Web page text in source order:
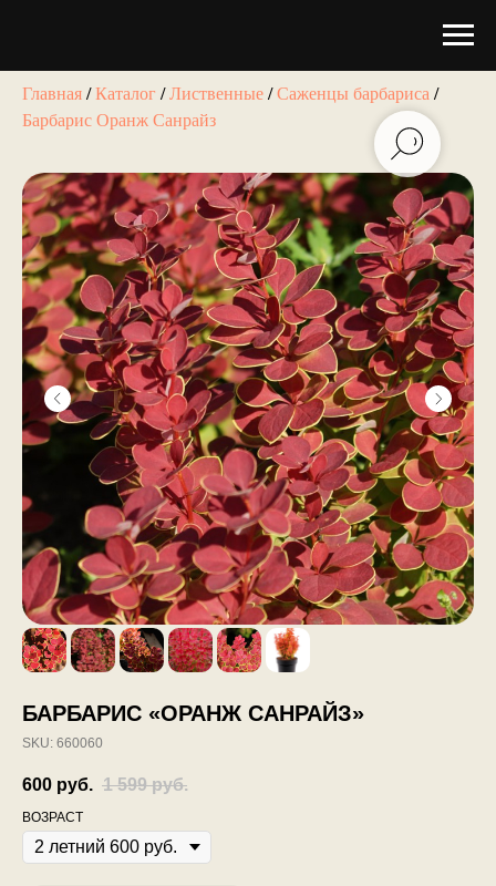
Главная/Каталог /Лиственные/Саженцы барбариса /
Барбарис Оранж Санрайз
БАРБАРИС «ОРАНЖ САНРАЙЗ»
SKU: 660060
600 руб. 1 599 руб.
ВОЗРАСТ